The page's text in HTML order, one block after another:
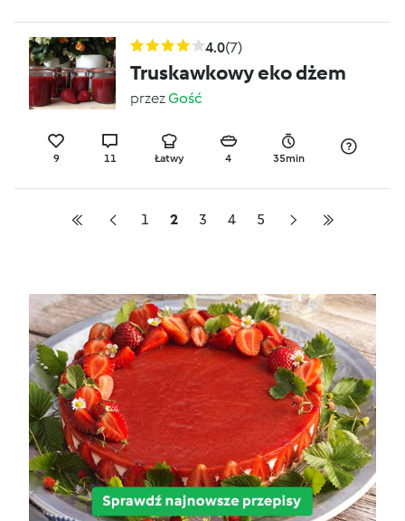
4.0(7)
Truskawkowy eko dżem
przezGość
9 11 Łatwy 4 35min
1 2 3 4 5